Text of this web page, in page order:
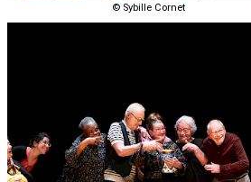
© Sybille Cornet